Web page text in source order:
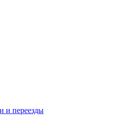
и переезды